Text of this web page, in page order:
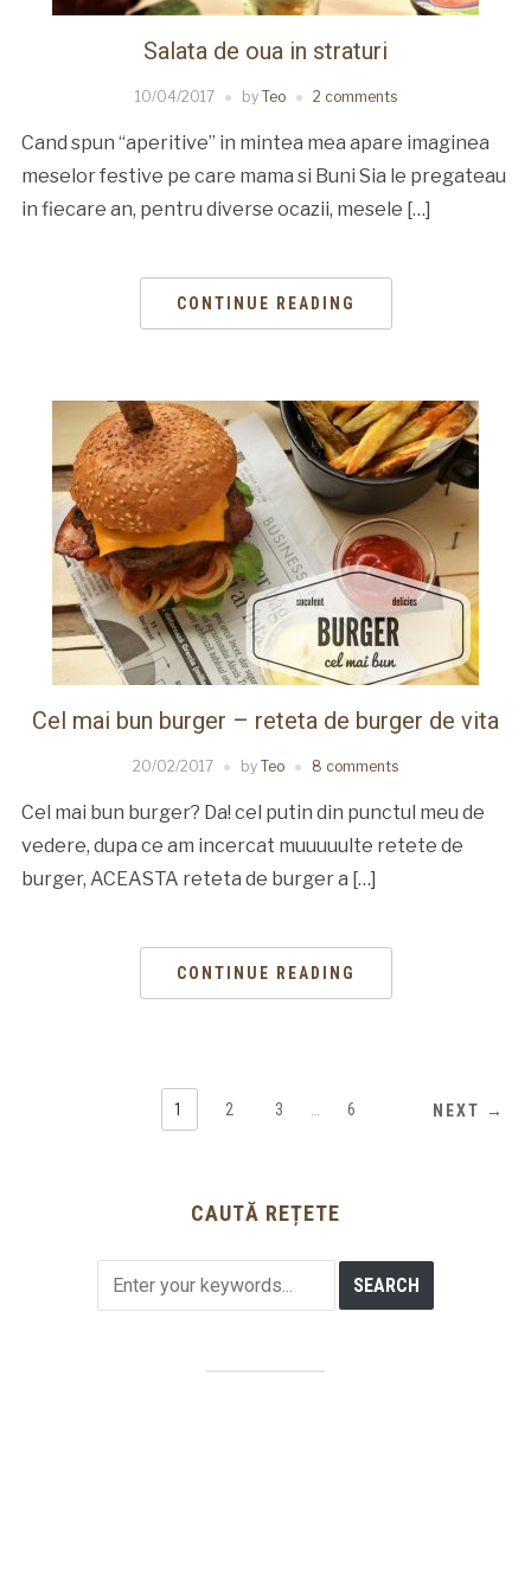
Salata de oua in straturi
10/04/2017 by Teo 2 comments
Cand spun “aperitive” in mintea mea apare imaginea
meselor festive pe care mama si Buni Sia le pregateau
in fiecare an, pentru diverse ocazii, mesele […]
CONTINUE READING
Cel mai bun burger – reteta de burger de vita
20/02/2017 by Teo 8 comments
Cel mai bun burger? Da! cel putin din punctul meu de
vedere, dupa ce am incercat muuuuulte retete de
burger, ACEASTA reteta de burger a […]
CONTINUE READING
1 2 3 6 NEXT →
CAUTĂ REȚETE